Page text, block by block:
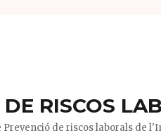
RISCOS
Prevenció de riscos laborals de